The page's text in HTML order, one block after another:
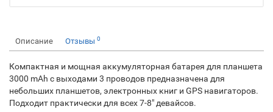
Описание Отзывы 0
Компактная и мощная аккумуляторная батарея для планшета
3000 mAh с выходами 3 проводов предназначена для
небольших планшетов, электронных книг и GPS навигаторов.
Подходит практически для всех 7-8" девайсов.